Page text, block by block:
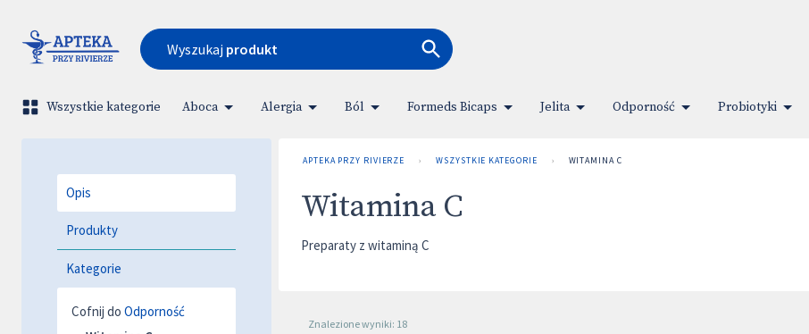
Wyszukaj produkt
Wszystkie kategorie Aboca Alergia Ból Formeds Bicaps Jelita Odporność Probiotyki
Opis
Produkty
Kategorie
Cofnij do Odporność
APTEKA PRZY RIVIERZE › WSZYSTKIE KATEGORIE › WITAMINA C
Witamina C
Preparaty z witaminą C
Znalezione wyniki: 18